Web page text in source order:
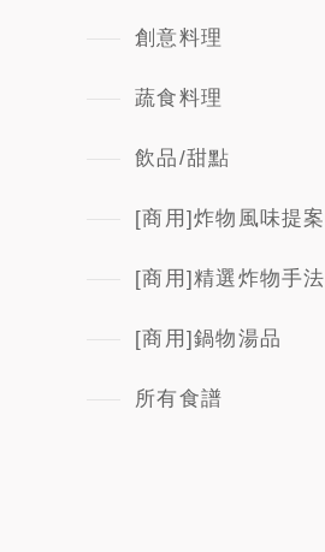
創意料理
蔬食料理
飲品/甜點
[商用]炸物風味提案
[商用]精選炸物手法
[商用]鍋物湯品
所有食譜